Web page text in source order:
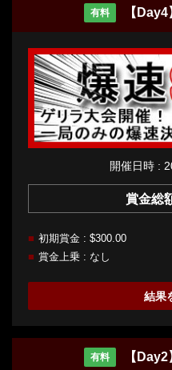
有料 【
開催日時 :
賞金総
初期賞金 : $300.00
賞金上乗 : なし
結果
有料 【